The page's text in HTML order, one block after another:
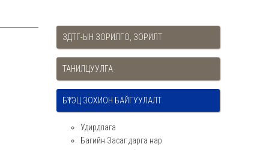
ЗДТГ-ЫН ЗОРИЛГО, ЗОРИЛТ
ТАНИЛЦУУЛГА
БҮТЭЦ ЗОХИОН БАЙГУУЛАЛТ
Удирдлага
Багийн Засаг дарга нар